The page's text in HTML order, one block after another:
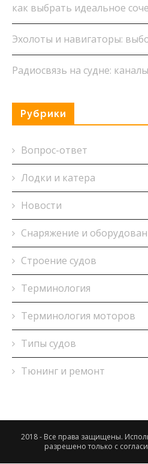
как выбрать идеальное
Эхолоты и навигаторы:
Радиосвязь на судне:
Рубрики
Вопрос-ответ
Лодки и катера
Новости
Снаряжение и
Строение судов
Терминология
Терминология моторов
Типы судов
Тюнинг и ремонт
2018 - Все права защищены.
разрешено только с